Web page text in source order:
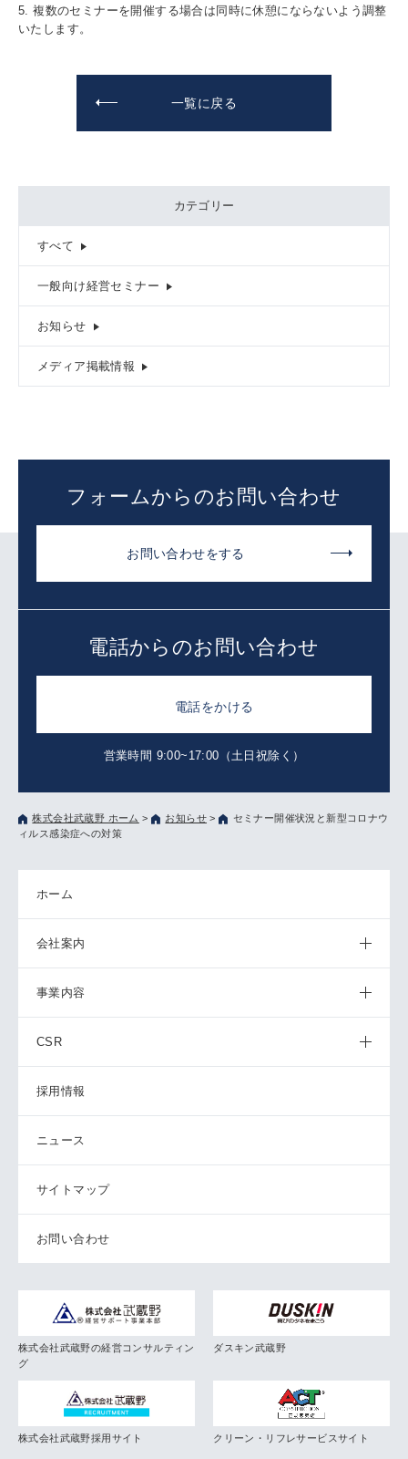
5. 複数のセミナーを開催する場合は同時に休憩にならないよう調整
いたします。
一覧に戻る
カテゴリー
すべて
一般向け経営セミナー
お知らせ
メディア掲載情報
フォームからのお問い合わせ
お問い合わせをする
電話からのお問い合わせ
電話をかける
営業時間 9:00~17:00（土日祝除く）
株式会社武蔵野 ホーム > お知らせ >
セミナー開催状況と新型コロナウ
ィルス感染症への対策
ホーム
会社案内
事業内容
CSR
採用情報
ニュース
サイトマップ
お問い合わせ
株式会社武蔵野の経営コンサルティン
グ
ダスキン武蔵野
株式会社武蔵野採用サイト クリーン・リフレサービスサイト